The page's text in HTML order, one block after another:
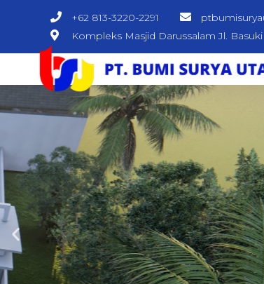
+62 813-3220-2291
Kompleks Masjid Darussalam Jl.